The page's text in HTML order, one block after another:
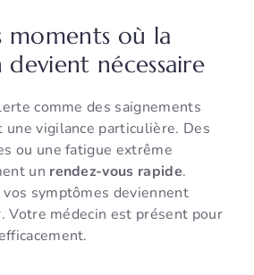
moments où la
nécessaire
comme des saignements
une vigilance particulière. Des
ou une fatigue extrême
un rendez-vous rapide.
vos symptômes deviennent
Votre médecin est présent pour